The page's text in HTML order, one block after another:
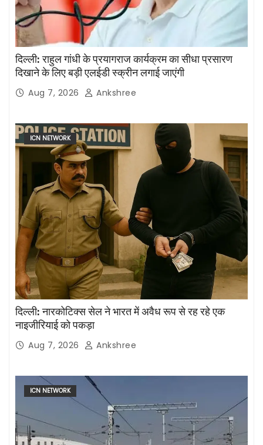
दिल्ली: राहुल गांधी के प्रयागराज कार्यक्रम का सीधा प्रसारण
दिखाने के लिए बड़ी एलईडी स्क्रीन लगाई जाएंगी
Aug 7, 2026 Ankshree
ICN NETWORK
दिल्ली: नारकोटिक्स सेल ने भारत में अवैध रूप से रह रहे एक
नाइजीरियाई को पकड़ा
Aug 7, 2026 Ankshree
ICN NETWORK